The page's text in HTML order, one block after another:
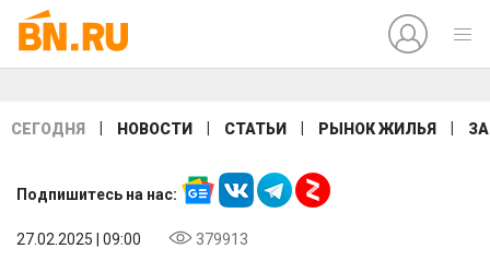
СЕГОДНЯ НОВОСТИ СТАТЬИ РЫНОК ЖИЛЬЯ
Подпишитесь на нас:
27.02.2025 | 09:00 379913